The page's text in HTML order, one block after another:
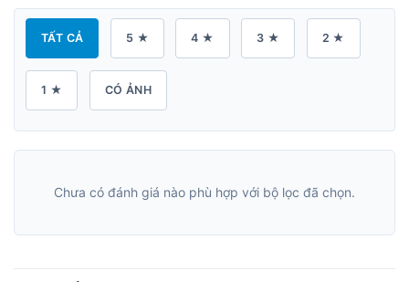
TẤT CẢ 5 ★ 4 ★ 3 ★ 2 ★
1 ★ CÓ ẢNH
Chưa có đánh giá nào phù hợp với bộ lọc đã chọn.